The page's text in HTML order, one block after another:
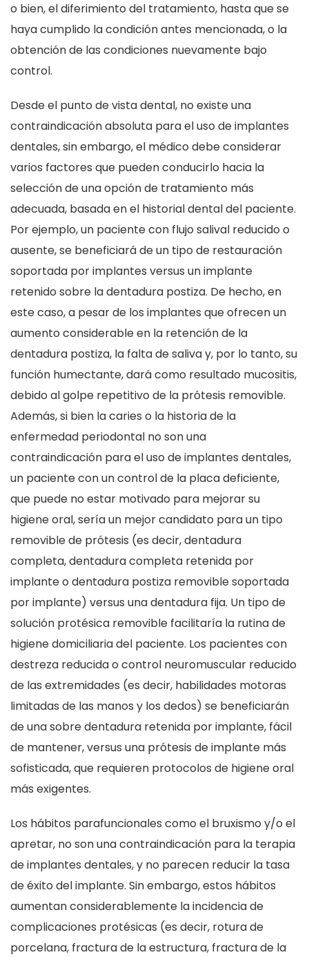
o bien, el diferimiento del tratamiento, hasta que se
haya cumplido la condición antes mencionada, o la
obtención de las condiciones nuevamente bajo
control.
Desde el punto de vista dental, no existe una
contraindicación absoluta para el uso de implantes
dentales, sin embargo, el médico debe considerar
varios factores que pueden conducirlo hacia la
selección de una opción de tratamiento más
adecuada, basada en el historial dental del paciente.
Por ejemplo, un paciente con flujo salival reducido o
ausente, se beneficiará de un tipo de restauración
soportada por implantes versus un implante
retenido sobre la dentadura postiza. De hecho, en
este caso, a pesar de los implantes que ofrecen un
aumento considerable en la retención de la
dentadura postiza, la falta de saliva y, por lo tanto, su
función humectante, dará como resultado mucositis,
debido al golpe repetitivo de la prótesis removible.
Además, si bien la caries o la historia de la
enfermedad periodontal no son una
contraindicación para el uso de implantes dentales,
un paciente con un control de la placa deficiente,
que puede no estar motivado para mejorar su
higiene oral, sería un mejor candidato para un tipo
removible de prótesis (es decir, dentadura
completa, dentadura completa retenida por
implante o dentadura postiza removible soportada
por implante) versus una dentadura fija. Un tipo de
solución protésica removible facilitaría la rutina de
higiene domiciliaria del paciente. Los pacientes con
destreza reducida o control neuromuscular reducido
de las extremidades (es decir, habilidades motoras
limitadas de las manos y los dedos) se beneficiarán
de una sobre dentadura retenida por implante, fácil
de mantener, versus una prótesis de implante más
sofisticada, que requieren protocolos de higiene oral
más exigentes.
Los hábitos parafuncionales como el bruxismo y/o el
apretar, no son una contraindicación para la terapia
de implantes dentales, y no parecen reducir la tasa
de éxito del implante. Sin embargo, estos hábitos
aumentan considerablemente la incidencia de
complicaciones protésicas (es decir, rotura de
porcelana, fractura de la estructura, fractura de la